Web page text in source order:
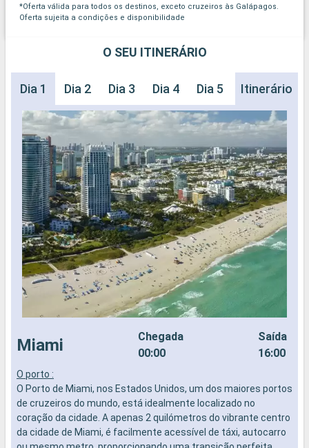
*Oferta válida para todos os destinos, exceto cruzeiros às Galápagos.
Oferta sujeita a condições e disponibilidade
O SEU ITINERÁRIO
Dia 1 Dia 2 Dia 3 Dia 4 Dia 5 Dia 6 Dia
Itinerário
Miami
Chegada
00:00
Saída
16:00
O porto :
O Porto de Miami, nos Estados Unidos, um dos maiores portos
de cruzeiros do mundo, está idealmente localizado no
coração da cidade. A apenas 2 quilómetros do vibrante centro
da cidade de Miami, é facilmente acessível de táxi, autocarro